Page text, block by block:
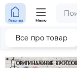
Главная Меню
Все про товар